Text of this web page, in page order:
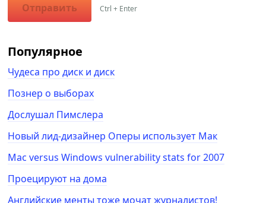
Отправить Ctrl + Enter
Популярное
Чудеса про диск и диск
Познер о выборах
Дослушал Пимслера
Новый лид-дизайнер Оперы использует Мак
Mac versus Windows vulnerability stats for 2007
Проецируют на дома
Английские менты тоже мочат журналистов!